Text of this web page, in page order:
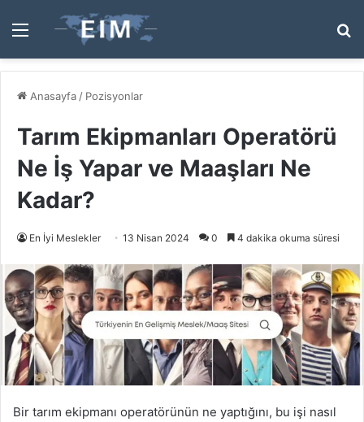
Menü
...
Anasayfa / Pozisyonlar
Tarım Ekipmanları Operatörü
Ne İş Yapar ve Maaşları Ne
Kadar?
En İyi Meslekler 13 Nisan 2024 0 4 dakika okuma süresi
Bir tarım ekipmanı operatörünün ne yaptığını, bu işi nasıl